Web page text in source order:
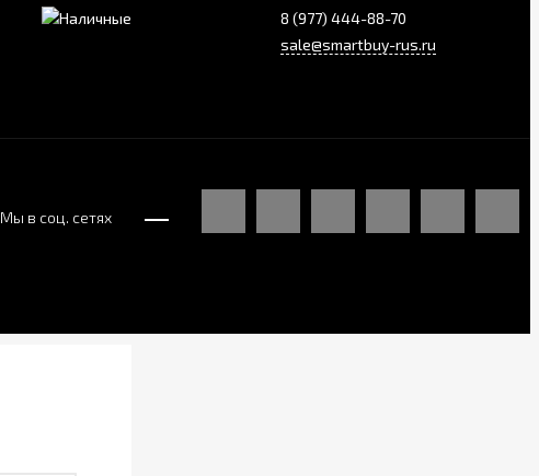
8 (977) 444-88-70
sale@smartbuy-rus.ru
Мы в соц. сетях